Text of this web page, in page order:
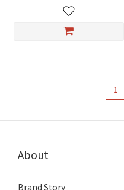
1
About
Brand Story